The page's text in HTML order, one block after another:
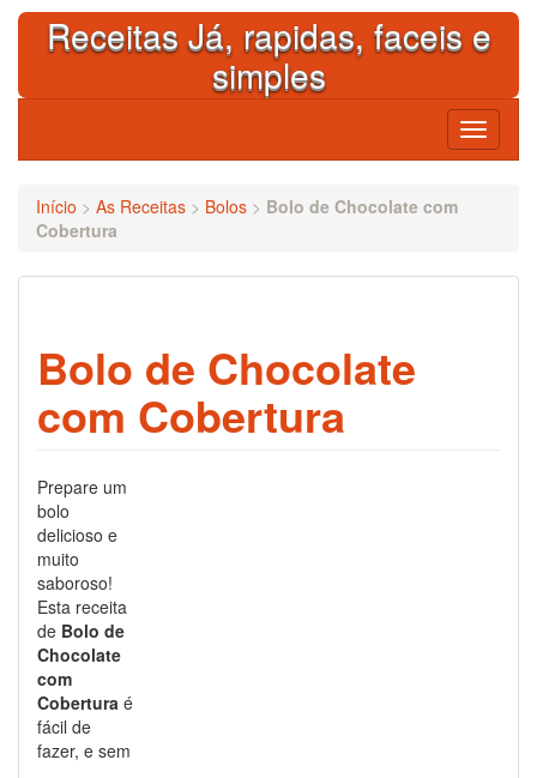
Skip
contentReceitas Já, rapidas, faceis e
simples
Toggle
Início > As Receitas > Bolos > Bolo de Chocolate com
Cobertura
Bolo de Chocolate
com Cobertura
Prepare um
bolo
delicioso e
muito
saboroso!
Esta receita
de Bolo de
Chocolate
com
Cobertura é
fácil de
fazer, e sem